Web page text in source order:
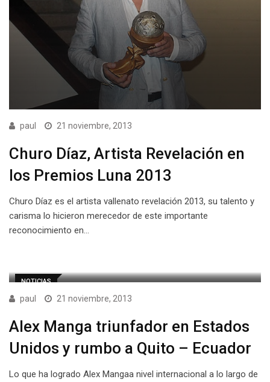
paul 21 noviembre, 2013
Churo Díaz, Artista Revelación en
los Premios Luna 2013
Churo Díaz es el artista vallenato revelación 2013, su talento y
carisma lo hicieron merecedor de este importante
reconocimiento en…
NOTICIAS
paul 21 noviembre, 2013
Alex Manga triunfador en Estados
Unidos y rumbo a Quito – Ecuador
Lo que ha logrado Alex Mangaa nivel internacional a lo largo de